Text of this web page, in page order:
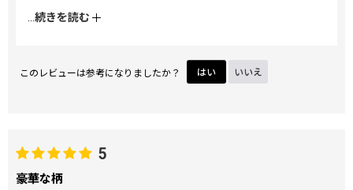
のリーディンググラスをいれることにしました。
続きを読む
このレビューは参考になりましたか？ はい いいえ
5
豪華な柄